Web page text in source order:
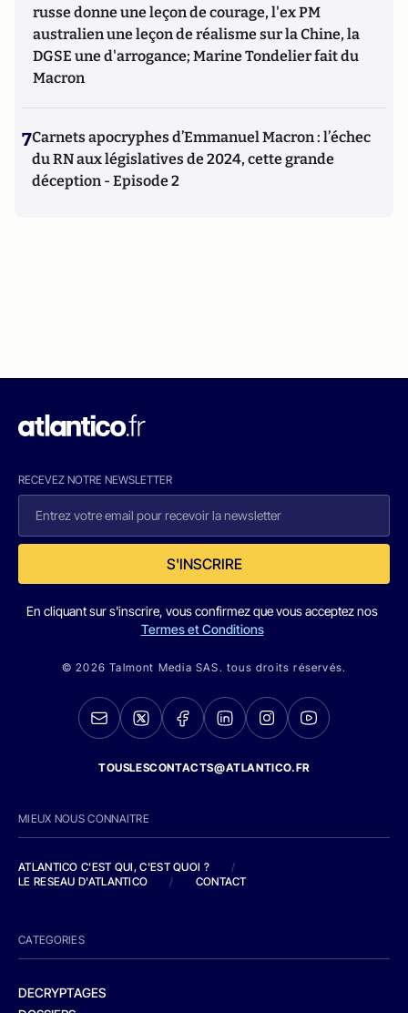
russe donne une leçon de courage, l'ex PM
australien une leçon de réalisme sur la Chine, la
DGSE une d'arrogance; Marine Tondelier fait du
Macron
7Carnets apocryphes d’Emmanuel Macron : l’échec
du RN aux législatives de 2024, cette grande
déception - Episode 2
RECEVEZ NOTRE NEWSLETTER
S'INSCRIRE
En cliquant sur s'inscrire, vous confirmez que vous acceptez nos
Termes et Conditions
© 2026 Talmont Media SAS. tous droits réservés.
TOUSLESCONTACTS@ATLANTICO.FR
MIEUX NOUS CONNAITRE
ATLANTICO C'EST QUI, C'EST QUOI ?
/
LE RESEAU D'ATLANTICO
/ CONTACT
CATEGORIES
DECRYPTAGES